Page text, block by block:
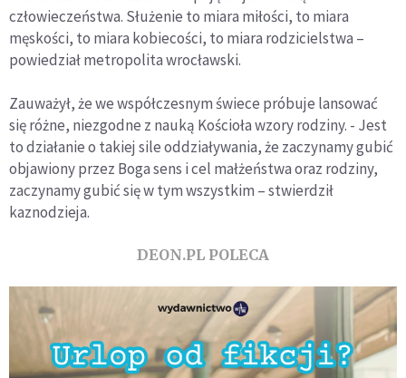
człowieczeństwa. Służenie to miara miłości, to miara
męskości, to miara kobiecości, to miara rodzicielstwa –
powiedział metropolita wrocławski.
Zauważył, że we współczesnym świece próbuje lansować
się różne, niezgodne z nauką Kościoła wzory rodziny. - Jest
to działanie o takiej sile oddziaływania, że zaczynamy gubić
objawiony przez Boga sens i cel małżeństwa oraz rodziny,
zaczynamy gubić się w tym wszystkim – stwierdził
kaznodzieja.
DEON.PL POLECA